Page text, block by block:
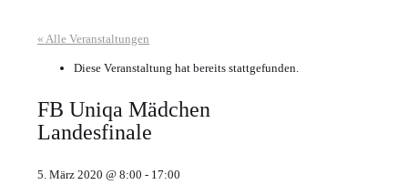
« Alle Veranstaltungen
Diese Veranstaltung hat bereits stattgefunden.
FB Uniqa Mädchen
Landesfinale
5. März 2020 @ 8:00 - 17:00